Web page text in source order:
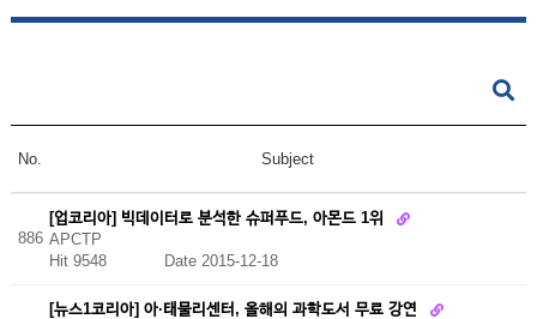
No. Subject
886
[업코리아] 빅데이터로 분석한 슈퍼푸드, 아몬드 1위
APCTP
Hit 9548
Date 2015-12-18
[뉴스1코리아] 아·태물리센터, 올해의 과학도서 무료 강연